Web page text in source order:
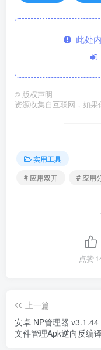
此处内
© 版权声明
资源收集自互联网，如果
实用工具
# 应用双开
# 应用
点赞
上一篇
安卓 NP管理器 v3.1.44
文件管理Apk逆向反编